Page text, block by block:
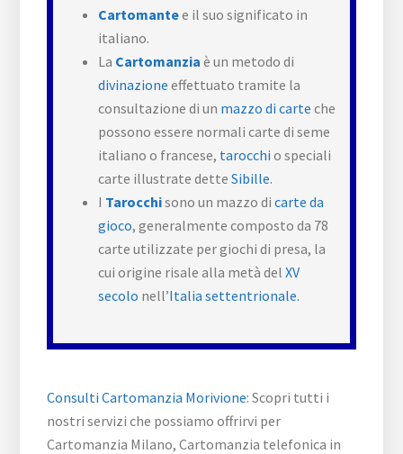
Cartomantee il suo significato in
italiano.
La Cartomanzia è un metodo di
divinazione effettuato tramite la
consultazione di un mazzo di carte che
possono essere normali carte di seme
italiano o francese, tarocchi o speciali
carte illustrate detteSibille.
I Tarocchisono un mazzo dicarte da
gioco, generalmente composto da 78
carte utilizzate per giochi di presa, la
cui origine risale alla metà delXV
secolo nell’Italia settentrionale.
Consulti Cartomanzia Morivione: Scopri tutti i
nostri servizi che possiamo offrirvi per
Cartomanzia Milano, Cartomanzia telefonica in